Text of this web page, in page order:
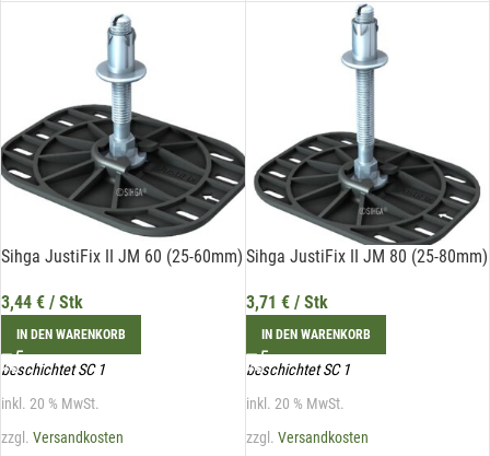
Sihga JustiFix II JM 60 (25-60mm)
3,44 € / Stk
IN DEN WARENKORB
beschichtet SC 1
inkl. 20 % MwSt.
zzgl. Versandkosten
Sihga JustiFix II JM 80 (25-80mm)
3,71 €/ Stk
IN DEN WARENKORB
beschichtet SC 1
inkl. 20 % MwSt.
zzgl. Versandkosten